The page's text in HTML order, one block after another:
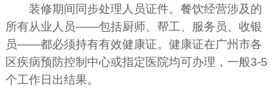
装修期间同步处理人员证件。餐饮经营涉及的
所有从业人员——包括厨师、帮工、服务员、收银
员——都必须持有有效健康证。健康证在广州市各
区疾病预防控制中心或指定医院均可办理，一般3-5
个工作日出结果。